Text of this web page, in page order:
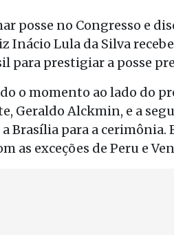
posse no Congresso e
Inácio Lula da Silva
para prestigiar a posse
o momento ao lado do
Geraldo Alckmin, e a
Brasília para a
as exceções de Peru e